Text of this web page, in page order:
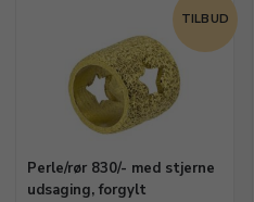
TILBUD
Perle/rør 830/- med stjerne
udsaging, forgylt